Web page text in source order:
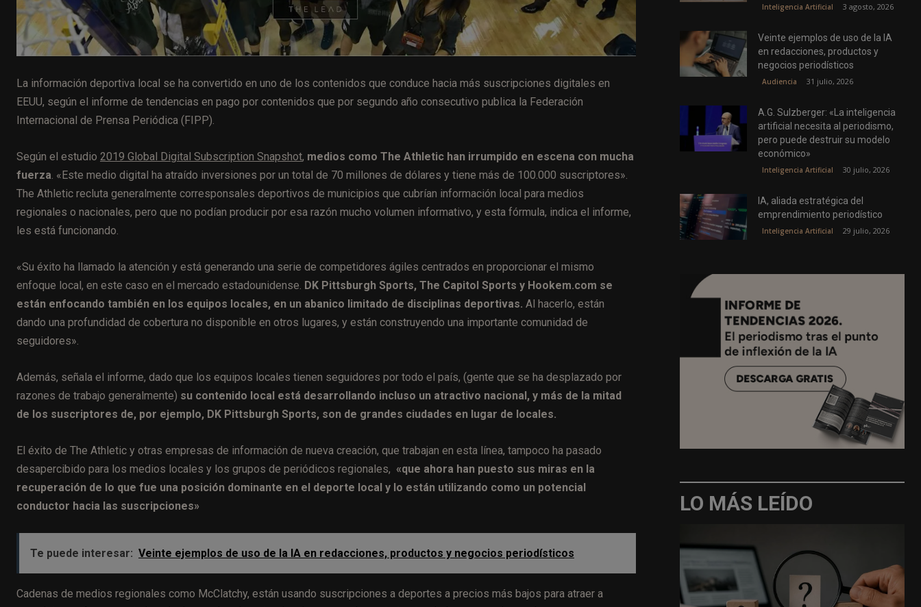
La información deportiva local se ha convertido en uno de los contenidos que conduce hacia más suscripciones digitales en
EEUU, según el informe de tendencias en pago por contenidos que por segundo año consecutivo publica la Federación
Internacional de Prensa Periódica (FIPP).
Según el estudio 2019 Global Digital Subscription Snapshot, medios como The Athletic han irrumpido en escena con mucha
fuerza. «Este medio digital ha atraído inversiones por un total de 70 millones de dólares y tiene más de 100.000 suscriptores».
The Athletic recluta generalmente corresponsales deportivos de municipios que cubrían información local para medios
regionales o nacionales, pero que no podían producir por esa razón mucho volumen informativo, y esta fórmula, indica el informe,
les está funcionando.
«Su éxito ha llamado la atención y está generando una serie de competidores ágiles centrados en proporcionar el mismo
enfoque local, en este caso en el mercado estadounidense. DK Pittsburgh Sports, The Capitol Sports y Hookem.com se
están enfocando también en los equipos locales, en un abanico limitado de disciplinas deportivas. Al hacerlo, están
dando una profundidad de cobertura no disponible en otros lugares, y están construyendo una importante comunidad de
seguidores».
Además, señala el informe, dado que los equipos locales tienen seguidores por todo el país, (gente que se ha desplazado por
razones de trabajo generalmente) su contenido local está desarrollando incluso un atractivo nacional, y más de la mitad
de los suscriptores de, por ejemplo, DK Pittsburgh Sports, son de grandes ciudades en lugar de locales.
El éxito de The Athletic y otras empresas de información de nueva creación, que trabajan en esta línea, tampoco ha pasado
desapercibido para los medios locales y los grupos de periódicos regionales, «que ahora han puesto sus miras en la
recuperación de lo que fue una posición dominante en el deporte local y lo están utilizando como un potencial
conductor hacia las suscripciones»
Te puede interesar: Veinte ejemplos de uso de la IA en redacciones, productos y negocios periodísticos
Cadenas de medios regionales como McClatchy, están usando suscripciones a deportes a precios más bajos para atraer a
Inteligencia Artificial 3 agosto, 2026
Veinte ejemplos de uso de la IA
en redacciones, productos y
negocios periodísticos
Audiencia 31 julio, 2026
A.G. Sulzberger: «La inteligencia
artificial necesita al periodismo,
pero puede destruir su modelo
económico»
Inteligencia Artificial 30 julio, 2026
IA, aliada estratégica del
emprendimiento periodístico
Inteligencia Artificial 29 julio, 2026
LO MÁS LEÍDO